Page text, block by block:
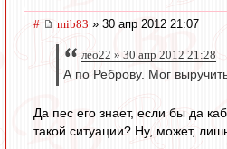
# mib83 » 30 апр 2012 21:07
лео22 » 30 апр 2012 21:28
А по Реброву. Мог
Да пес его знает, если бы да
такой ситуации? Ну, может,